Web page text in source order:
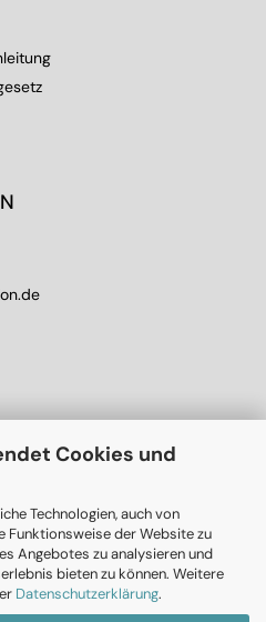
Cookies und
Technologien, auch von
Funktionsweise der Website zu
Angebotes zu analysieren und
bieten zu können. Weitere
Datenschutzerklärung.